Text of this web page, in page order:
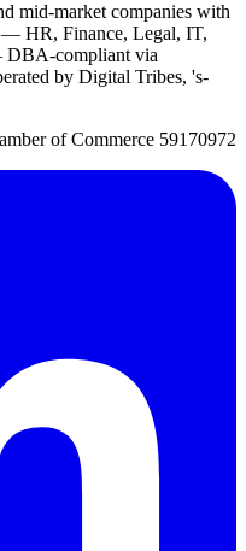
mid-market companies with
— HR, Finance, Legal, IT,
DBA-compliant via
by Digital Tribes, 's-
of Commerce 59170972